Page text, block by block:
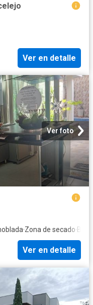
Ver en detalle
Ver foto
·Zona de secado·
Ver en detalle